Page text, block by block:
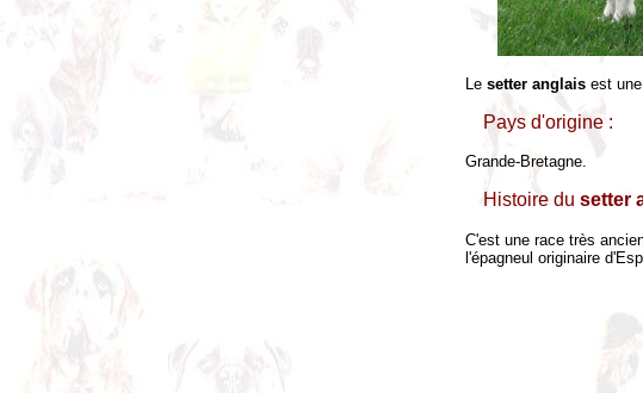
Le setter anglais est
Pays d'origine :
Grande-Bretagne.
Histoire du setter
C'est une race très
l'épagneul originaire